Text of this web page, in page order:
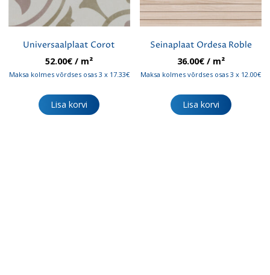
Universaalplaat Corot
52.00€ / m²
Maksa kolmes võrdses osas 3 x 17.33€
Lisa korvi
Seinaplaat Ordesa Roble
36.00€/ m²
Maksa kolmes võrdses osas 3 x 12.00€
Lisa korvi